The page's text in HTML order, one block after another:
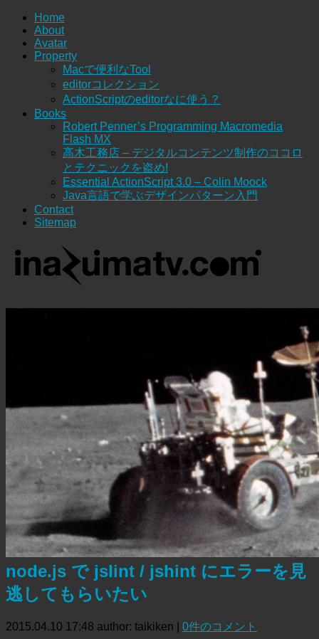
Home
About
Avatar
Property
Macで便利なTool
editorコレクション
ActionScriptのeditorなに使う？
Books
Robert Penner’s Programming Macromedia
Flash MX
高木工務店 – デジタルコンテンツ制作のココロ
とテクニックを盗め!
Essential ActionScript 3.0 – Colin Moock
Java言語で学ぶデザインパターン入門
Contact
Sitemap
node.js で jslint / jshint にエラーを見
逃してもらいたい
2015.04.10 17:48 author: taikiken 0件のコメント